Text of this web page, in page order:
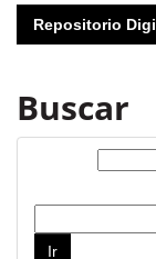
Repositorio
Buscar